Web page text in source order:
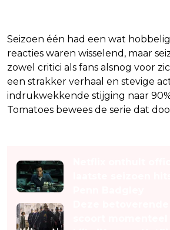
Seizoen één had een wat
reacties waren wisselend, maar
zowel critici als fans alsnog voor
een strakker verhaal en stevige
indrukwekkende stijging naar
Tomatoes bewees de serie dat